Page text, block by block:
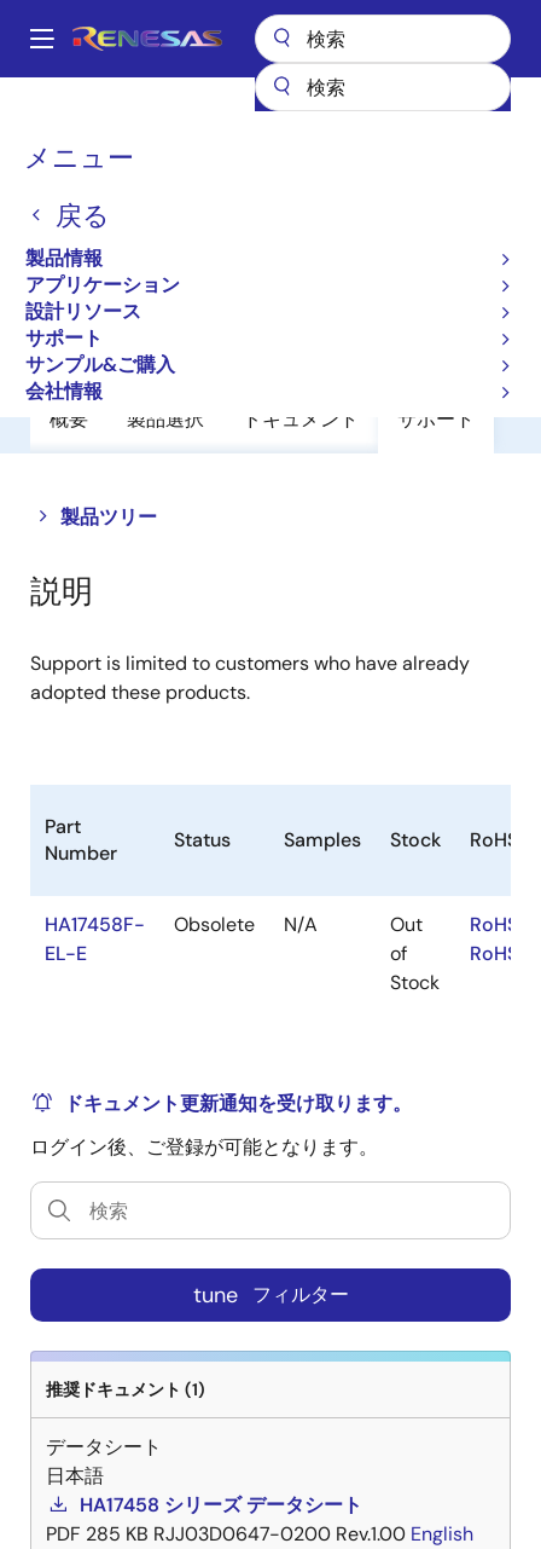
ン
Main
メニュー
戻る
製品情報
アプリケーション
設計リソース
サポート
サンプル&ご購入
会社情報
パ
く
ず
オペアンプ 汎用オペアンプ HA17458F
HA17458F
廃止品
Operational Amplifiers
概要 製品選択 ドキュメント サポート
製品ツリー
Close
tree
menu
Open
tree
menu
説明
Support is limited to customers who have already
adopted these products.
Part
Number
Status Samples Stock RoHS
HA17458F-
EL-E
Obsolete N/A
Out
of
Stock
ドキュメント更新通知を受け取ります。
ログイン後、ご登録が可能となります。
tune フィルター
推奨ドキュメント (1)
データシート
日本語
HA17458 シリーズ データシート
PDF 285 KB RJJ03D0647-0200 Rev.1.00 English